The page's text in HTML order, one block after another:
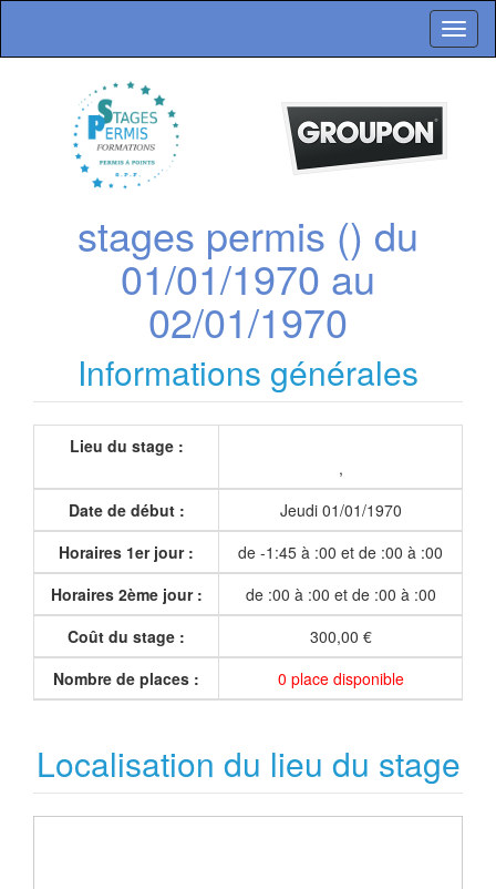
stages permis () du
01/01/1970 au
02/01/1970
Informations générales
Lieu du stage :
,
Date de début :
Jeudi 01/01/1970
Horaires 1er jour :
de -1:45 à :00 et de :00 à :00
Horaires 2ème jour :
de :00 à :00 et de :00 à :00
Coût du stage :
300,00 €
Nombre de places :
0 place disponible
Localisation du lieu du stage